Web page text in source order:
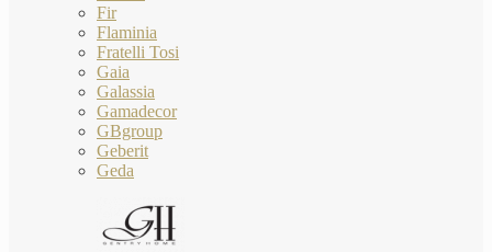
Fir
Flaminia
Fratelli Tosi
Gaia
Galassia
Gamadecor
GBgroup
Geberit
Geda